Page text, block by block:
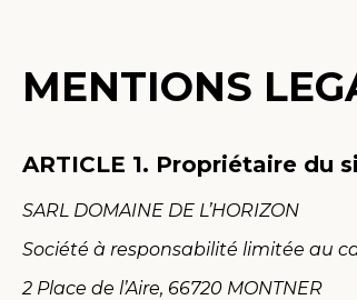
MENTIONS
ARTICLE 1. Propriétaire du
SARL DOMAINE DE L’HORIZON
Société à responsabilité limitée au
2 Place de l’Aire, 66720 MONTNER